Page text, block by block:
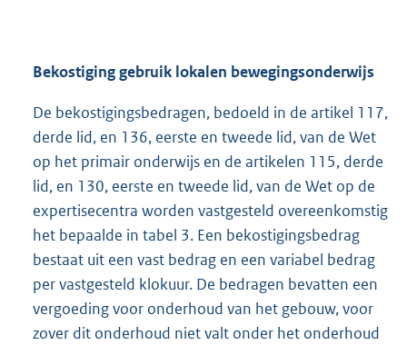
Bekostiging gebruik lokalen bewegingsonderwijs
De bekostigingsbedragen, bedoeld in de artikel 117,
derde lid, en 136, eerste en tweede lid, van de Wet
op het primair onderwijs en de artikelen 115, derde
lid, en 130, eerste en tweede lid, van de Wet op de
expertisecentra worden vastgesteld overeenkomstig
het bepaalde in tabel 3. Een bekostigingsbedrag
bestaat uit een vast bedrag en een variabel bedrag
per vastgesteld klokuur. De bedragen bevatten een
vergoeding voor onderhoud van het gebouw, voor
zover dit onderhoud niet valt onder het onderhoud